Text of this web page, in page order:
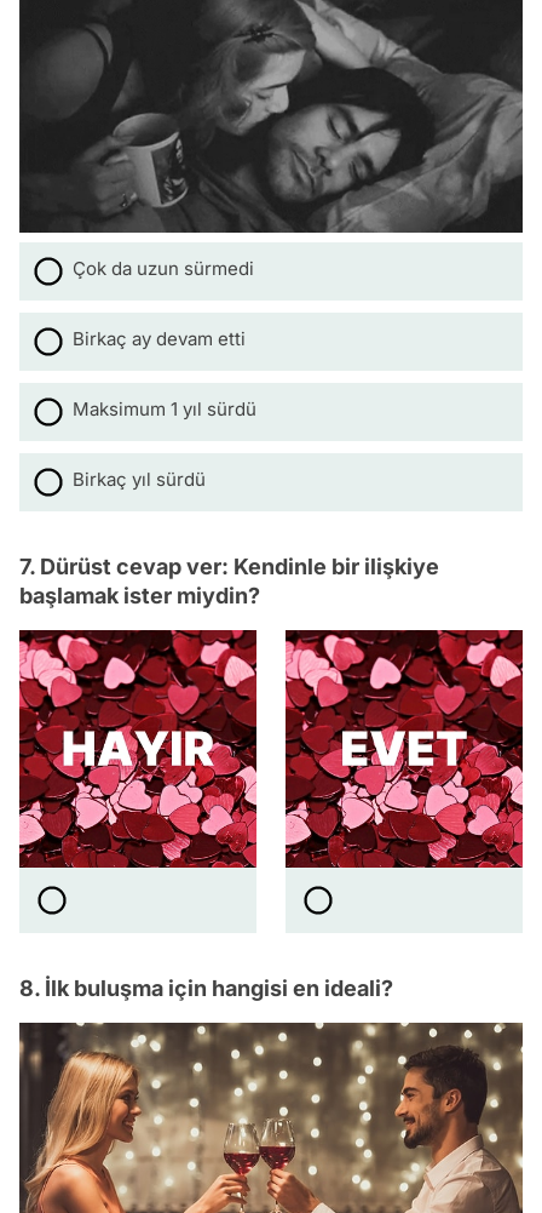
Çok da uzun sürmedi
Birkaç ay devam etti
Maksimum 1 yıl sürdü
Birkaç yıl sürdü
7. Dürüst cevap ver: Kendinle bir ilişkiye
başlamak ister miydin?
8. İlk buluşma için hangisi en ideali?